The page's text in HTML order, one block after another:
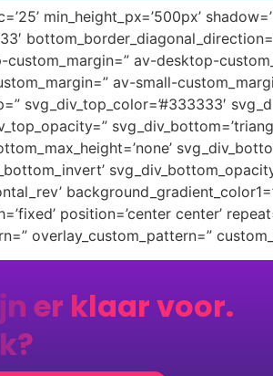
min_height_px=’500px’
custom_margin=” av-desktop-
av-small-
svg_div_top_color=’#333333′
position=’center center’
overlay_custom_pattern=”
er klaar voor.